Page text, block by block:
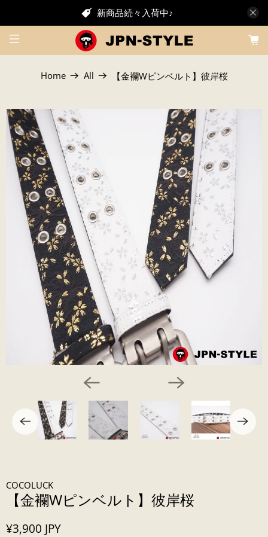
新商品続々入荷中♪
Home All 【金襴Wピンベルト】彼岸桜
COCOLUCK
【金襴Wピンベルト】彼岸桜
¥3,900 JPY